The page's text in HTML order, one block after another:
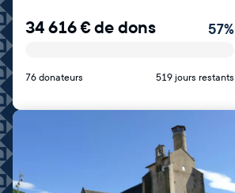
34 616€de dons 57%
76 donateurs 519 jours restants